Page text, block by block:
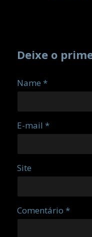
Deixe o
Name *
E-mail *
Site
Comentário *